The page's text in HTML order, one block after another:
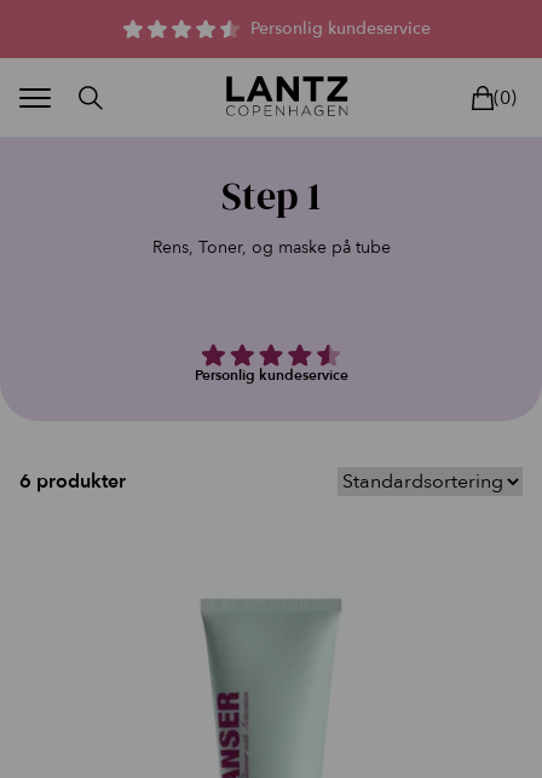
Personlig kundeservice
Parfumefri dansk hudpleje, og lysterapi til huden
(0)
Step 1
Rens, Toner, og maske på tube
Personlig kundeservice
6 produkter